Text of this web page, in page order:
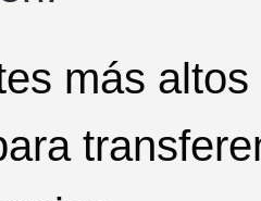
más